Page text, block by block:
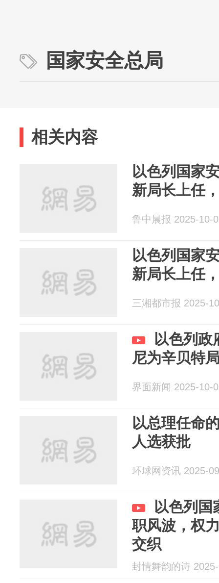
国家安全总局
相关内容
以色列国家
新局长上任
鲁中晨报 2025-10-
以色列国家
新局长上任
三湘都市报 2025-
以色列政
尼为辛贝特
界面新闻 2025-10-
以总理任命
人选获批
环球网资讯 2025-
以色列国
职风波，权
交织
封情舞韵的诗